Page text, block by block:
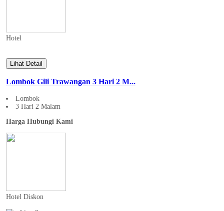
Hotel
Lihat Detail
Lombok Gili Trawangan 3 Hari 2 M...
Lombok
3 Hari 2 Malam
Harga Hubungi Kami
Hotel Diskon